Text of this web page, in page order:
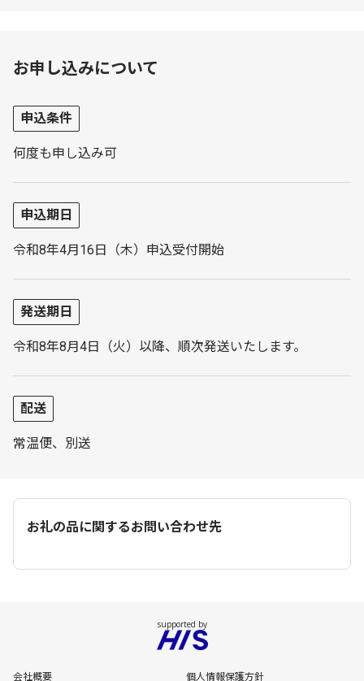
お申し込みについて
申込条件
何度も申し込み可
申込期日
令和8年4月16日（木）申込受付開始
発送期日
令和8年8月4日（火）以降、順次発送いたします。
配送
常温便、別送
お礼の品に関するお問い合わせ先
会社概要 個人情報保護方針